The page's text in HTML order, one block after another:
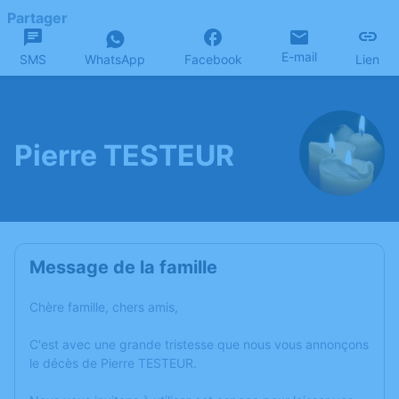
Partager
SMS WhatsApp Facebook E-mail Lien
Pierre TESTEUR
Message de la famille
Chère famille, chers amis,
C'est avec une grande tristesse que nous vous annonçons
le décès de Pierre TESTEUR.